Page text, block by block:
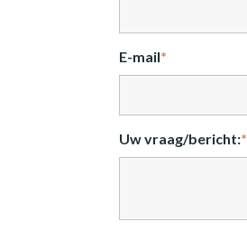
E-mail*
Uw vraag/bericht:*